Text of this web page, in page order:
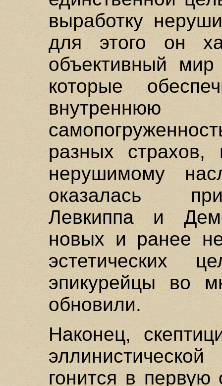
выработку
для этого он
объективный
которые
разных
нерушимому
оказалась
Левкиппа и
новых и ранее
эстетических
эпикурейцы во
обновили.
Наконец,
гонится в первую